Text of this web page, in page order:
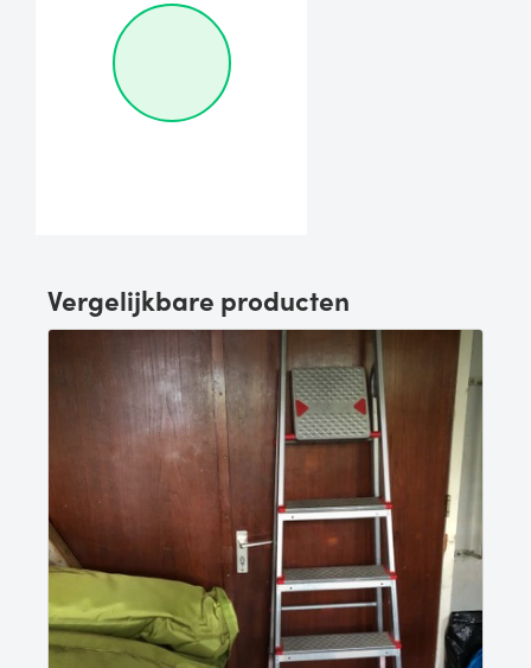
Vergelijkbare producten